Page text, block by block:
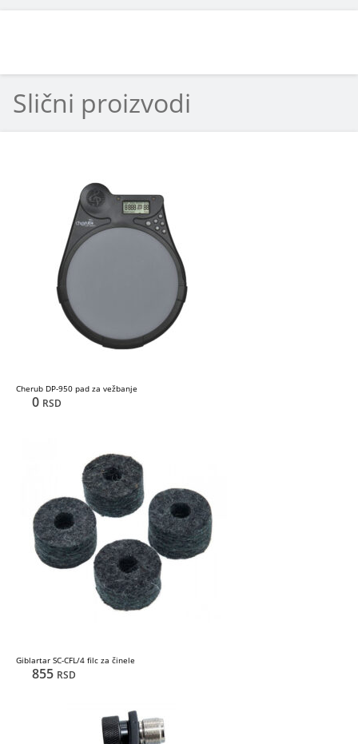
Slični proizvodi
Cherub DP-950 pad za vežbanje
0 RSD
Giblartar SC-CFL/4 filc za činele
855 RSD